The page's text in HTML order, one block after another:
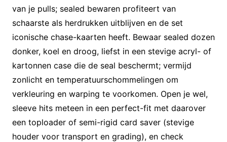
van je pulls; sealed bewaren profiteert van
schaarste als herdrukken uitblijven en de set
iconische chase-kaarten heeft. Bewaar sealed dozen
donker, koel en droog, liefst in een stevige acryl- of
kartonnen case die de seal beschermt; vermijd
zonlicht en temperatuurschommelingen om
verkleuring en warping te voorkomen. Open je wel,
sleeve hits meteen in een perfect-fit met daarover
een toploader of semi-rigid card saver (stevige
houder voor transport en grading), en check